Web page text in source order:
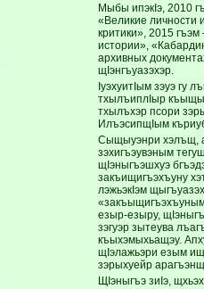
Мыбы ипэкIэ, 2010
«Великие личности
критики», 2015
истории»,
архивных
щIэнгъуазэхэр.
IуэхуитIым зэуэ гу
тхылъиплIыр
тхылъхэр псори
ИлъэсипщIым
Сыщыуэнри хэлъщ,
зэхигъэувэным
щIэныгъэшхуэ
закъищигъэхъуну
лэжьэкIэм
езыр-езыру,
зэгуэр зытеува
къыхэмыхьащэу.
щIэлажьэри езым
зэрыхуейр
ЩIэныгъэ зиIэ,